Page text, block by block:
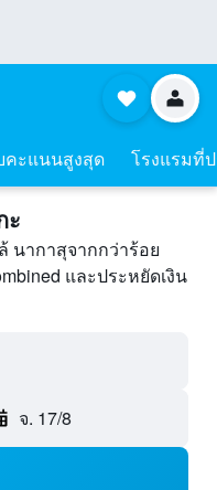
คะแนนสูงสุด โรงแรมที่
ะ
นากาสุจากกว่าร้อย
และประหยัดเงิน
จ. 17/8